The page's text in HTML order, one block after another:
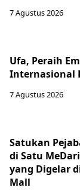
7 Agustus 2026
Ufa, Peraih
Internasional
7 Agustus 2026
Satukan
di Satu
yang Digelar
Mall